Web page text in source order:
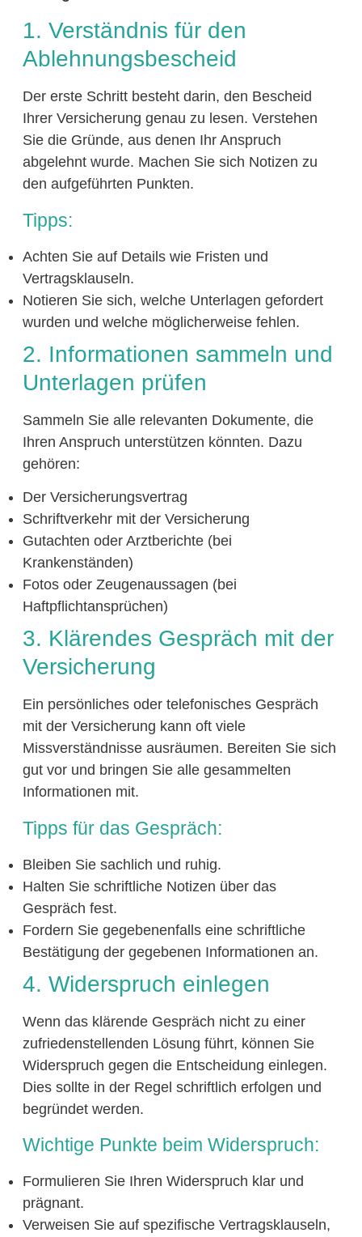
1. Verständnis für den
Ablehnungsbescheid
Der erste Schritt besteht darin, den Bescheid
Ihrer Versicherung genau zu lesen. Verstehen
Sie die Gründe, aus denen Ihr Anspruch
abgelehnt wurde. Machen Sie sich Notizen zu
den aufgeführten Punkten.
Tipps:
Achten Sie auf Details wie Fristen und
Vertragsklauseln.
Notieren Sie sich, welche Unterlagen gefordert
wurden und welche möglicherweise fehlen.
2. Informationen sammeln und
Unterlagen prüfen
Sammeln Sie alle relevanten Dokumente, die
Ihren Anspruch unterstützen könnten. Dazu
gehören:
Der Versicherungsvertrag
Schriftverkehr mit der Versicherung
Gutachten oder Arztberichte (bei
Krankenständen)
Fotos oder Zeugenaussagen (bei
Haftpflichtansprüchen)
3. Klärendes Gespräch mit der
Versicherung
Ein persönliches oder telefonisches Gespräch
mit der Versicherung kann oft viele
Missverständnisse ausräumen. Bereiten Sie sich
gut vor und bringen Sie alle gesammelten
Informationen mit.
Tipps für das Gespräch:
Bleiben Sie sachlich und ruhig.
Halten Sie schriftliche Notizen über das
Gespräch fest.
Fordern Sie gegebenenfalls eine schriftliche
Bestätigung der gegebenen Informationen an.
4. Widerspruch einlegen
Wenn das klärende Gespräch nicht zu einer
zufriedenstellenden Lösung führt, können Sie
Widerspruch gegen die Entscheidung einlegen.
Dies sollte in der Regel schriftlich erfolgen und
begründet werden.
Wichtige Punkte beim Widerspruch:
Formulieren Sie Ihren Widerspruch klar und
prägnant.
Verweisen Sie auf spezifische Vertragsklauseln,